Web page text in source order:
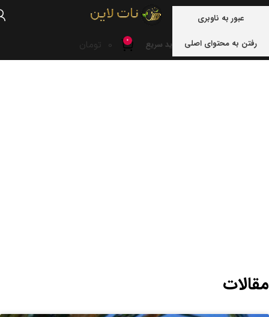
عبور به ناوبری
رفتن به محتوای اصلی
خرید سریع 0
0 تومان
مقالات